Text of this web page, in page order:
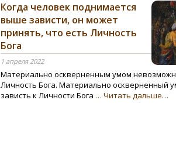
Когда человек поднимается
выше зависти, он может
принять, что есть Личность
Бога
1 апреля 2022
Материально оскверненным умом
Личность Бога. Материально оскверненный
зависть к Личности Бога … Читать дальше…